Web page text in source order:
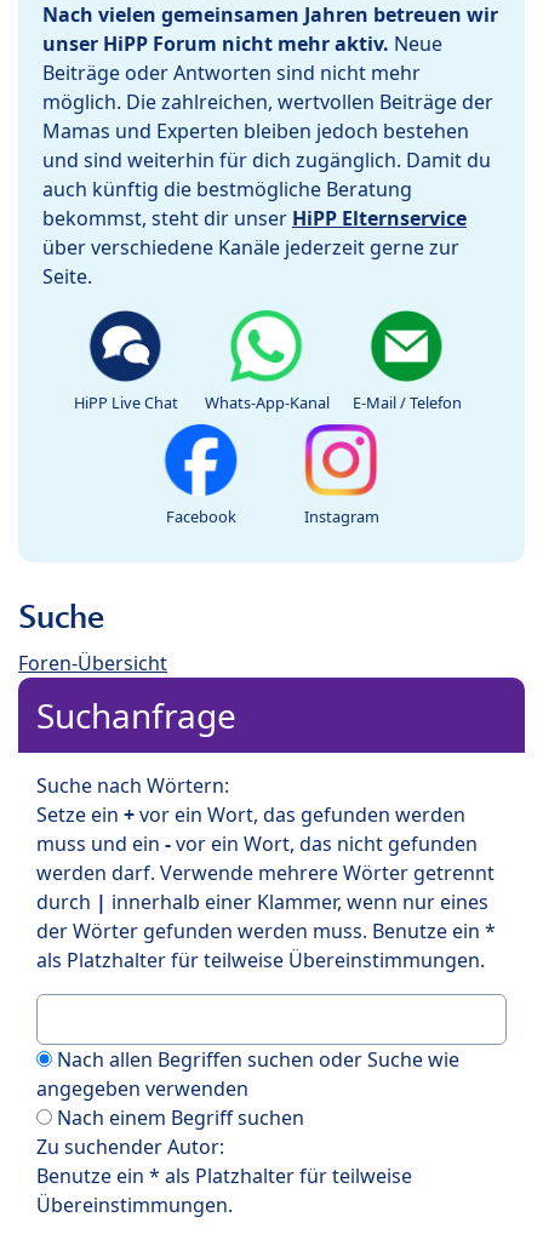
Nach vielen gemeinsamen Jahren betreuen wir
unser HiPP Forum nicht mehr aktiv. Neue
Beiträge oder Antworten sind nicht mehr
möglich. Die zahlreichen, wertvollen Beiträge der
Mamas und Experten bleiben jedoch bestehen
und sind weiterhin für dich zugänglich. Damit du
auch künftig die bestmögliche Beratung
bekommst, steht dir unser HiPP Elternservice
über verschiedene Kanäle jederzeit gerne zur
Seite.
HiPP Live Chat Whats-App-Kanal E-Mail / Telefon
Facebook Instagram
Suche
Foren-Übersicht
Suchanfrage
Suche nach Wörtern:
Setze ein +vor ein Wort, das gefunden werden
muss und ein -vor ein Wort, das nicht gefunden
werden darf. Verwende mehrere Wörter getrennt
durch | innerhalb einer Klammer, wenn nur eines
der Wörter gefunden werden muss. Benutze ein *
als Platzhalter für teilweise Übereinstimmungen.
Nach allen Begriffen suchen oder Suche wie
angegeben verwenden
Nach einem Begriff suchen
Zu suchender Autor:
Benutze ein * als Platzhalter für teilweise
Übereinstimmungen.